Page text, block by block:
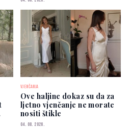
VJENČANJA
Ove haljine dokaz su da za
ljetno vjenčanje ne morate
nositi štikle
04. 08. 2026.